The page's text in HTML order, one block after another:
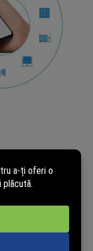
cumpărat pe site.
ta în mod